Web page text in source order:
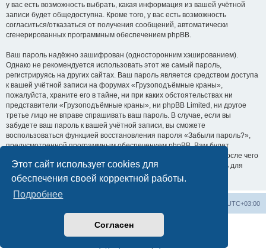
Этот сайт использует cookies для
обеспечения своей корректной работы.
Подробнее
Согласен
у вас есть возможность выбрать, какая информация из вашей учётной
записи будет общедоступна. Кроме того, у вас есть возможность
согласиться/отказаться от получения сообщений, автоматически
сгенерированных программным обеспечением phpBB.
Ваш пароль надёжно зашифрован (односторонним хэшированием).
Однако не рекомендуется использовать этот же самый пароль,
регистрируясь на других сайтах. Ваш пароль является средством доступа
к вашей учётной записи на форумах «Грузоподъёмные краны»,
пожалуйста, храните его в тайне, ни при каких обстоятельствах ни
представители «Грузоподъёмные краны», ни phpBB Limited, ни другое
третье лицо не вправе спрашивать ваш пароль. В случае, если вы
забудете ваш пароль к вашей учётной записи, вы сможете
воспользоваться функцией восстановления пароля «Забыли пароль?»,
предусмотренной программным обеспечением phpBB. Вам будет
необходимо ввести ваше имя пользователя и ваш адрес email, после чего
программное обеспечение phpBB сгенерирует вам новый пароль для
вашей учётной записи.
UTC+03:00
Создано на основеphpBB® Forum Software © phpBB Limited
Русская поддержка phpBB